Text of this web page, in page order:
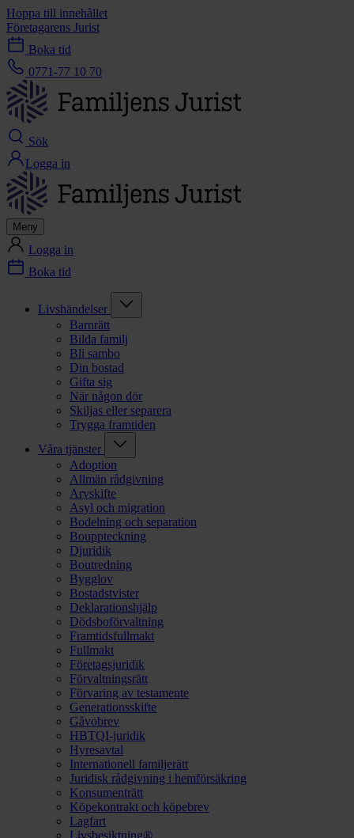
Hoppa till innehållet
Företagarens Jurist
Boka tid
0771-77 10 70
Sök
Logga in
Meny
Logga in
Boka tid
Livshändelser
Barnrätt
Bilda familj
Bli sambo
Din bostad
Gifta sig
När någon dör
Skiljas eller separera
Trygga framtiden
Våra tjänster
Adoption
Allmän rådgivning
Arvskifte
Asyl och migration
Bodelning och separation
Bouppteckning
Djuridik
Boutredning
Bygglov
Bostadstvister
Deklarationshjälp
Dödsboförvaltning
Framtidsfullmakt
Fullmakt
Företagsjuridik
Förvaltningsrätt
Förvaring av testamente
Generationsskifte
Gåvobrev
HBTQI-juridik
Hyresavtal
Internationell familjerätt
Juridisk rådgivning i hemförsäkring
Konsumenträtt
Köpekontrakt och köpebrev
Lagfart
Livsbesiktning®